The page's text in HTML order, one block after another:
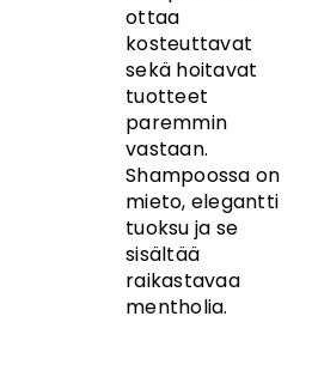
ottaa
kosteuttavat
sekä hoitavat
tuotteet
paremmin
vastaan.
Shampoossa on
mieto, elegantti
tuoksu ja se
sisältää
raikastavaa
mentholia.